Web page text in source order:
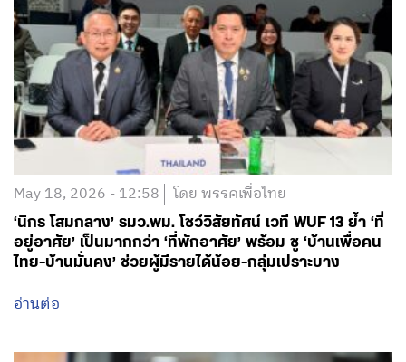
May 18, 2026 - 12:58 โดย พรรคเพื่อไทย
‘นิกร โสมกลาง’ รมว.พม. โชว์วิสัยทัศน์ เวที WUF 13 ย้ำ ‘ที่
อยู่อาศัย’ เป็นมากกว่า ‘ที่พักอาศัย’ พร้อม ชู ‘บ้านเพื่อคน
ไทย-บ้านมั่นคง’ ช่วยผู้มีรายได้น้อย-กลุ่มเปราะบาง
อ่านต่อ